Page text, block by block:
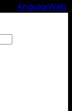
AngularWeb